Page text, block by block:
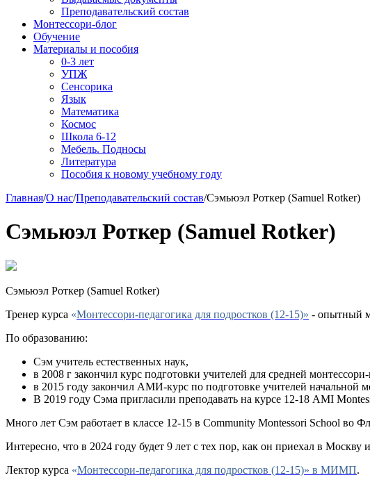
Преподавательский состав
Монтессори-блог
Обучение
Материалы и пособия
0-3 лет
УПЖ
Сенсорика
Язык
Математика
Космос
Школа 6-12
Мебель. Подносы
Литература
Пособия к новому учебному году
Главная/О нас/Преподавательский состав/Сэмьюэл Роткер (Samuel Rotker)
Сэмьюэл Роткер (Samuel Rotker)
Сэмьюэл Роткер (Samuel Rotker)
Тренер курса «Монтессори-педагогика для подростков (12-15)» - опытный
По образованию:
Сэм учитель естественных наук,
в 2008 г закончил курс подготовки учителей для средней
в 2015 году закончил АМИ-курс по подготовке учителей начальной
В 2019 году Сэма пригласили преподавать на курсе 12-18 AMI
Много лет Сэм работает в классе 12-15 в Community Montessori School во
Интересно, что в 2024 году будет 9 лет с тех пор, как он приехал в
Лектор курса «Монтессори-педагогика для подростков (12-15)» в МИМП.